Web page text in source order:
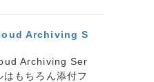
Archiving S
Archiving Ser
もちろん添付フ